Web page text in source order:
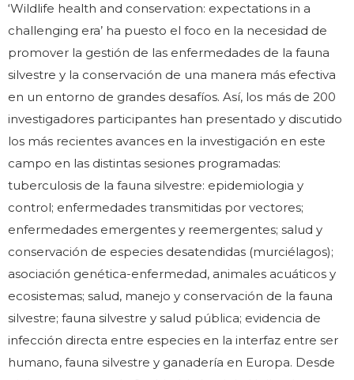
‘Wildlife health and conservation: expectations in a
challenging era’ ha puesto el foco en la necesidad de
promover la gestión de las enfermedades de la fauna
silvestre y la conservación de una manera más efectiva
en un entorno de grandes desafíos. Así, los más de 200
investigadores participantes han presentado y discutido
los más recientes avances en la investigación en este
campo en las distintas sesiones programadas:
tuberculosis de la fauna silvestre: epidemiologia y
control; enfermedades transmitidas por vectores;
enfermedades emergentes y reemergentes; salud y
conservación de especies desatendidas (murciélagos);
asociación genética-enfermedad, animales acuáticos y
ecosistemas; salud, manejo y conservación de la fauna
silvestre; fauna silvestre y salud pública; evidencia de
infección directa entre especies en la interfaz entre ser
humano, fauna silvestre y ganadería en Europa. Desde